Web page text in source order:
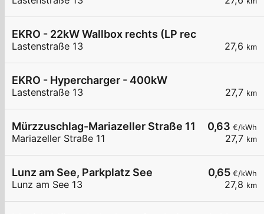
27,6 km
EKRO - 22kW Wallbox rechts (LP rechts)
Lastenstraße 13
27,7 km
EKRO - Hypercharger - 400kW
Lastenstraße 13
0,63 €/kWh
27,7 km
Mürzzuschlag-Mariazeller Straße 11
Mariazeller Straße 11
0,65 €/kWh
27,8 km
Lunz am See, Parkplatz See
Lunz am See 13